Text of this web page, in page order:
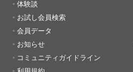
体験談
お試し会員検索
会員データ
お知らせ
コミュニティガイドライン